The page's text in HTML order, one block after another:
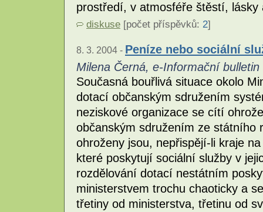
prostředí, v atmosféře štěstí, lásky
diskuse [počet příspěvků: 2]
8. 3. 2004 - Peníze nebo sociální
Milena Černá, e-Informační bulletin
Současná bouřlivá situace okolo
dotací občanským sdružením
neziskové organizace se cítí
občanským sdružením ze státního
ohroženy jsou, nepřispějí-li kraje
které poskytují sociální služby v
rozdělování dotací nestátním
ministerstvem trochu chaoticky a
třetiny od ministerstva, třetinu od